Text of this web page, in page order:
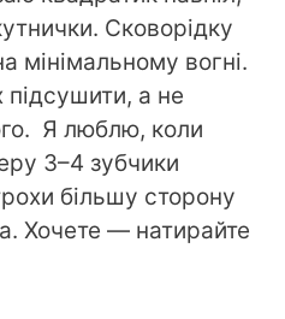
Сковорідку
мінімальному вогні.
підсушити, а не
Я люблю, коли
3–4 зубчики
більшу сторону
Хочете — натирайте